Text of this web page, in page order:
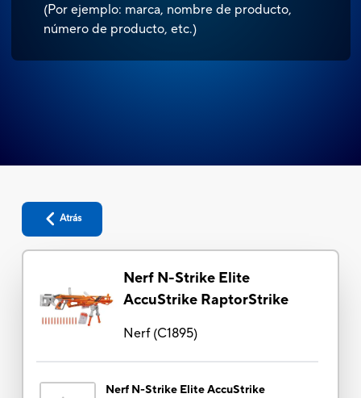
(Por ejemplo: marca, nombre de producto,
número de producto, etc.)
Atrás
Nerf N-Strike Elite
AccuStrike RaptorStrike
Nerf(C1895)
Nerf N-Strike Elite AccuStrike